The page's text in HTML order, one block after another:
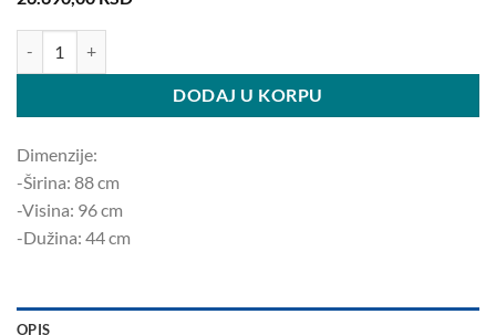
DODAJ U KORPU
Dimenzije:
-Širina: 88 ​​cm
-Visina: 96 cm
-Dužina: 44 cm
OPIS